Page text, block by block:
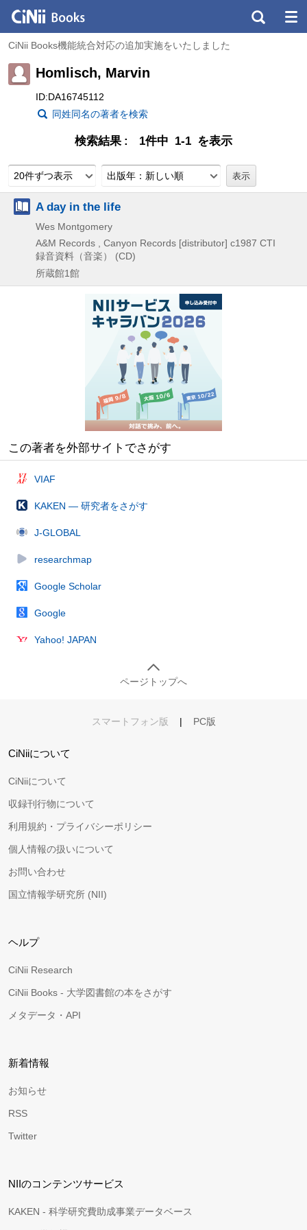
CiNii Books機能統合対応の追加実施をいたしました
Homlisch, Marvin
ID:DA16745112
同姓同名の著者を検索
検索結果 1件中 1-1 を表示
20件ずつ表示 出版年：新しい順
A day in the life
Wes Montgomery
A&M Records , Canyon Records [distributor] c1987 CTI
録音資料（音楽） (CD)
所蔵館1館
この著者を外部サイトでさがす
VIAF
KAKEN — 研究者をさがす
J-GLOBAL
researchmap
Google Scholar
Google
Yahoo! JAPAN
ページトップへ
スマートフォン版 | PC版
CiNiiについて
CiNiiについて
収録刊行物について
利用規約・プライバシーポリシー
個人情報の扱いについて
お問い合わせ
国立情報学研究所 (NII)
ヘルプ
CiNii Research
CiNii Books - 大学図書館の本をさがす
メタデータ・API
新着情報
お知らせ
RSS
Twitter
NIIのコンテンツサービス
KAKEN - 科学研究費助成事業データベース